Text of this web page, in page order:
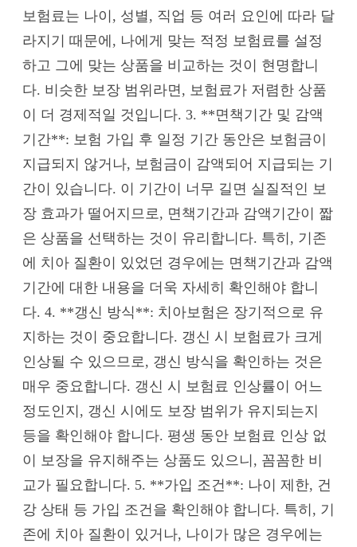
보험료는 나이, 성별, 직업 등 여러 요인에 따라 달
라지기 때문에, 나에게 맞는 적정 보험료를 설정
하고 그에 맞는 상품을 비교하는 것이 현명합니
다. 비슷한 보장 범위라면, 보험료가 저렴한 상품
이 더 경제적일 것입니다. 3. **면책기간 및 감액
기간**: 보험 가입 후 일정 기간 동안은 보험금이
지급되지 않거나, 보험금이 감액되어 지급되는 기
간이 있습니다. 이 기간이 너무 길면 실질적인 보
장 효과가 떨어지므로, 면책기간과 감액기간이 짧
은 상품을 선택하는 것이 유리합니다. 특히, 기존
에 치아 질환이 있었던 경우에는 면책기간과 감액
기간에 대한 내용을 더욱 자세히 확인해야 합니
다. 4. **갱신 방식**: 치아보험은 장기적으로 유
지하는 것이 중요합니다. 갱신 시 보험료가 크게
인상될 수 있으므로, 갱신 방식을 확인하는 것은
매우 중요합니다. 갱신 시 보험료 인상률이 어느
정도인지, 갱신 시에도 보장 범위가 유지되는지
등을 확인해야 합니다. 평생 동안 보험료 인상 없
이 보장을 유지해주는 상품도 있으니, 꼼꼼한 비
교가 필요합니다. 5. **가입 조건**: 나이 제한, 건
강 상태 등 가입 조건을 확인해야 합니다. 특히, 기
존에 치아 질환이 있거나, 나이가 많은 경우에는